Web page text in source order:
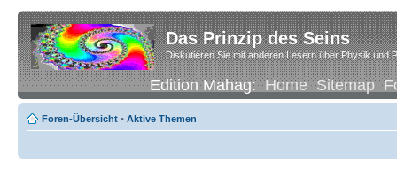
Das Prinzip des Seins
Diskutieren Sie mit anderen Lesern über Physik und
Edition Mahag:Home Sitemap
Foren-Übersicht • Aktive Themen